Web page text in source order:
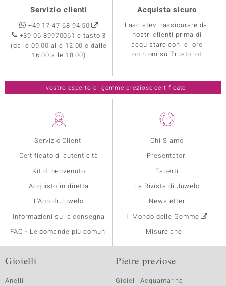
Servizio Clienti
Certificato di autenticità
Kit di benvenuto
Acquisto in diretta
L'App di Juwelo
Informazioni sulla consegna
FAQ - Le domande più comuni
Chi Siamo
Presentatori
Esperti
La Rivista di Juwelo
Newsletter
Il Mondo delle Gemme
Misure anelli
Servizio clienti
+49 17 47 68 94 50
+39 06 89970061 e tasto 3
(dalle 09:00 alle 12:00 e dalle
16:00 alle 18:00)
Acquista sicuro
Lasciatevi rassicurare dai
nostri clienti prima di
acquistare con le loro
opinioni su Trustpilot
Il vostro esperto di gemme preziose certificate
Gioielli
Anelli
Pietre preziose
Gioielli Acquamarina